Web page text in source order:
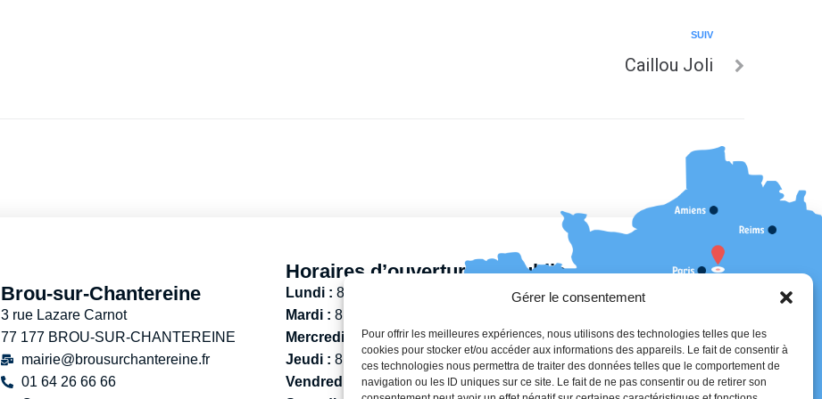
Gérer le consentement
Pour offrir les meilleures expériences, nous utilisons des technologies telles que les
cookies pour stocker et/ou accéder aux informations des appareils. Le fait de consentir à
ces technologies nous permettra de traiter des données telles que le comportement de
navigation ou les ID uniques sur ce site. Le fait de ne pas consentir ou de retirer son
SUIV
Caillou Joli
Brou-sur-Chantereine
3 rue Lazare Carnot
77 177 BROU-SUR-CHANTEREINE
mairie@brousurchantereine.fr
01 64 26 66 66
Horaires d’ouverture au public
Lundi : 8h30 – 12h
Mardi : 8h30 – 12h / 13h30 – 17h30
Mercredi :
8h30 -12h30
Jeudi : 8h30 – 12h / 13h30 – 18h30
Vendredi :
13h30 – 17h30